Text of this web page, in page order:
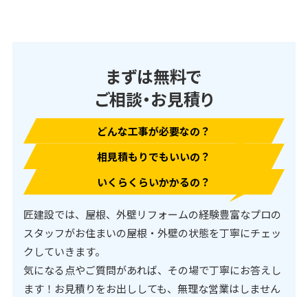
まずは無料で
ご相談・お見積り
どんな工事が必要なの？
相見積もりでもいいの？
いくらくらいかかるの？
匠建設では、屋根、外壁リフォームの経験豊富なプロの
スタッフがお住まいの屋根・外壁の状態を丁寧にチェッ
クしていきます。
気になる点やご質問があれば、その場で丁寧にお答えし
ます！お見積りをお出ししても、無理な営業はしません